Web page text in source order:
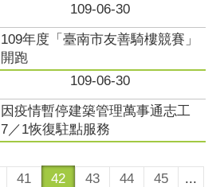
109-06-30
109年度「臺南市友善騎樓競賽」
開跑
109-06-30
因疫情暫停建築管理萬事通志工
7／1恢復駐點服務
41 42 43 44 45
...